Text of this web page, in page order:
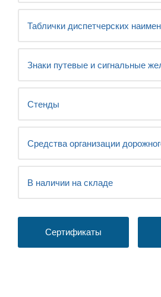
Таблички диспетчерских
Знаки путевые и сигнальные
Стенды
Средства организации
В наличии на складе
Сертификаты